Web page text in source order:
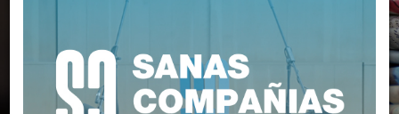
IDIS EN LOSMEDIOS